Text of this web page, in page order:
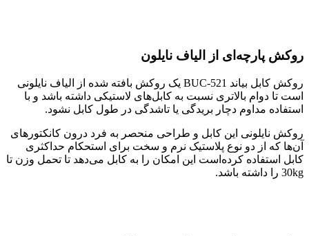
روکش پارچه‌ای از الیاف نایلون
روکش کابل بیاند BUC-521 یک روکش بافته شده از الیاف نایلونی
است تا دوام بالاتری نسبت به کابل‌های لاستیکی داشته باشد و با
استفاده مداوم دچار بریدگی یا تاشدگی در طول کابل نشود.
روکش نایلونی این کابل‌ و طراحی منحصر به فرد درون کانکتور‌های
آن‌ها که از دو نوع پلاستیک نرم و سخت برای استحکام حداکثری
کابل استفاده کرده‌است این امکان را به کابل می‌دهد تا تحمل وزن تا
30kg را داشته‌ باشد.